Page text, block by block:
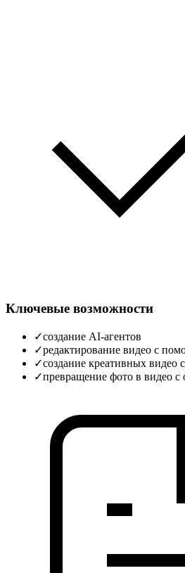
Ключевые возможности
✓создание AI-агентов
✓редактирование видео с
✓создание креативных видео
✓превращение фото в видео с